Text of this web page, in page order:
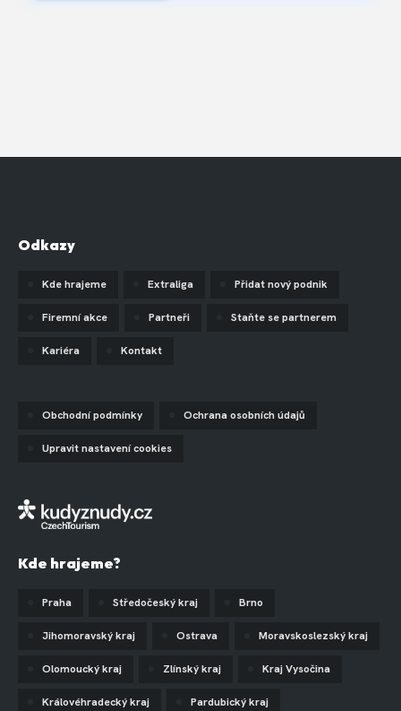
Odkazy
Kde hrajeme Extraliga Přidat nový podnik
Firemní akce Partneři Staňte se partnerem
Kariéra Kontakt
Obchodní podmínky Ochrana osobních údajů
Upravit nastavení cookies
Kde hrajeme?
Praha Středočeský kraj Brno
Jihomoravský kraj Ostrava Moravskoslezský kraj
Olomoucký kraj Zlínský kraj Kraj Vysočina
Královéhradecký kraj Pardubický kraj